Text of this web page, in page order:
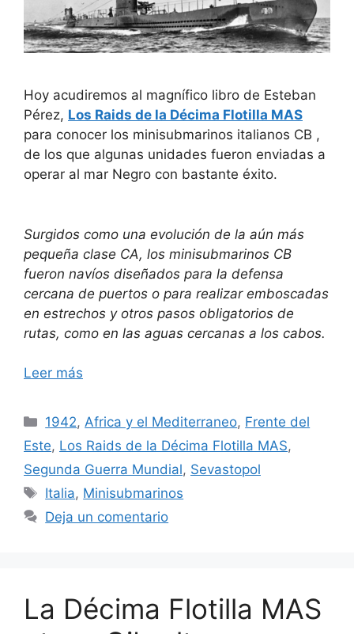
Hoy acudiremos al magnífico libro de Esteban
Pérez, Los Raids de la Décima Flotilla MAS
para conocer los minisubmarinos italianos CB ,
de los que algunas unidades fueron enviadas a
operar al mar Negro con bastante éxito.
Surgidos como una evolución de la aún más
pequeña clase CA, los minisubmarinos CB
fueron navíos diseñados para la defensa
cercana de puertos o para realizar emboscadas
en estrechos y otros pasos obligatorios de
rutas, como en las aguas cercanas a los cabos.
Leer más
Categorías
1942,Africa y el Mediterraneo, Frente del
Este, Los Raids de la Décima Flotilla MAS,
Segunda Guerra Mundial, Sevastopol
Etiquetas
Italia, Minisubmarinos
Deja un comentario
La Décima Flotilla MAS